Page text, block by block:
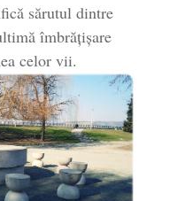
sărutul dintre
îmbrățișare
celor vii.